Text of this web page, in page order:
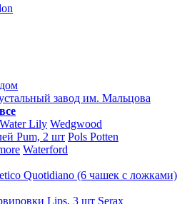
завод им. Мальцова
Lily Wedgwood
Pum, 2 шт Pols Potten
Waterford
Quotidiano (6 чашек с ложками)
Lips, 3 шт Serax